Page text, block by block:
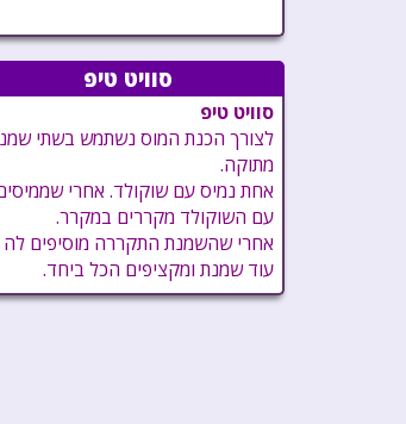
סוויט טיפ
סוויט טיפ
לצורך הכנת המוס נשתמש בשתי
מתוקה.
אחת נמיס עם שוקולד. אחרי
עם השוקולד מקררים במקרר.
אחרי שהשמנת התקררה מוסיפים לה
עוד שמנת ומקציפים הכל ביחד.